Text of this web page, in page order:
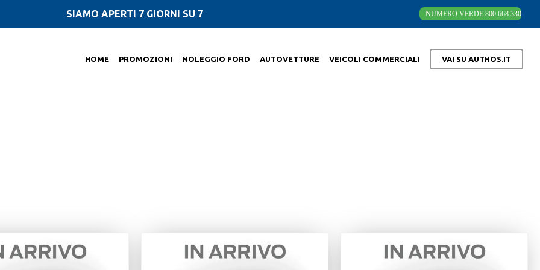
SIAMO APERTI 7 GIORNI SU 7 NUMERO VERDE 800 668 330
HOME PROMOZIONI NOLEGGIO FORD AUTOVETTURE VEICOLI COMMERCIALI VAI SU AUTHOS.IT